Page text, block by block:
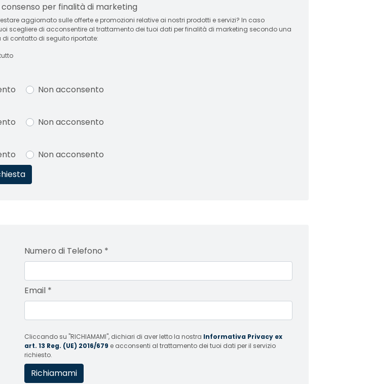
per finalità di marketing
aggiornato sulle offerte e promozioni relative ai nostri prodotti e servizi? In caso
scegliere di acconsentire al trattamento dei tuoi dati per finalità di marketing secondo una
contatto di seguito riportate:
Non acconsento
Non acconsento
Non acconsento
Numero di Telefono *
Email *
Cliccando su "RICHIAMAMI", dichiari di aver letto la nostra Informativa Privacy ex
art. 13 Reg. (UE) 2016/679 e acconsenti al trattamento dei tuoi dati per il servizio
richiesto.